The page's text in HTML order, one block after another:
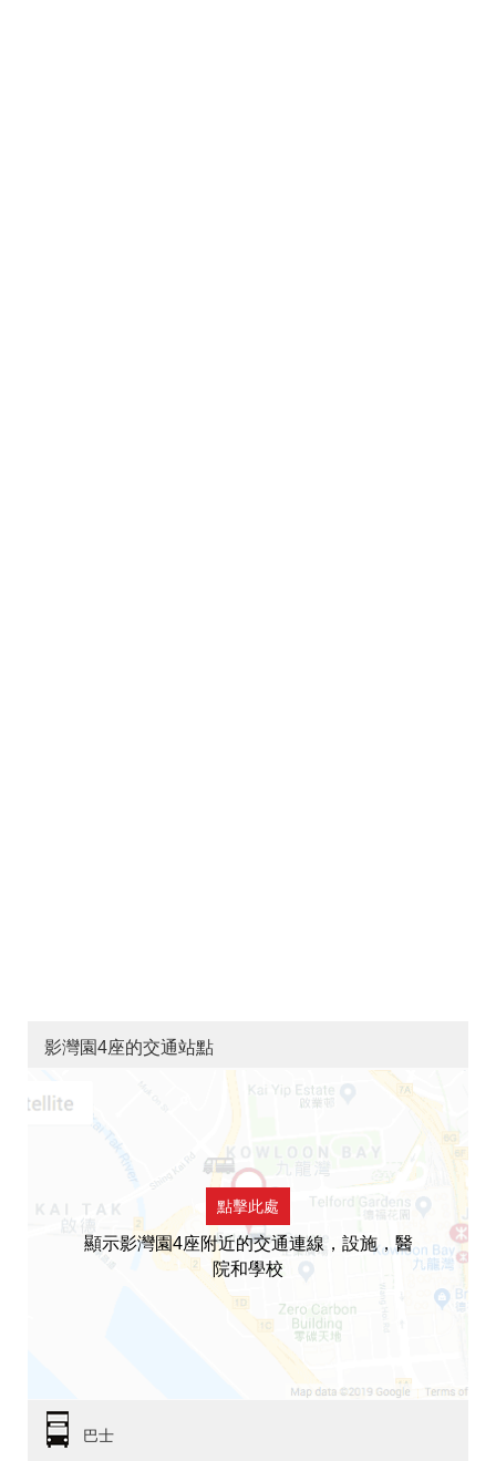
影灣園4座的交通站點
點擊此處
顯示影灣園4座附近的交通連線，設施，醫
院和學校
巴士